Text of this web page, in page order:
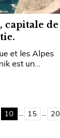
capitale de
et les Alpes
est un…
10 15 20